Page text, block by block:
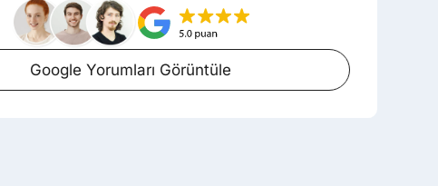
Google Yorumları Görüntüle